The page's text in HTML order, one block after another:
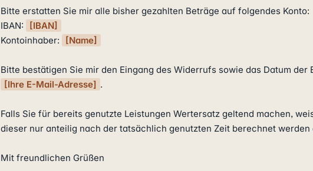
Bitte erstatten Sie mir alle bisher gezahlten Beträge auf folgendes Konto:
IBAN:
[IBAN]
Kontoinhaber:
[Name]
[Ihre E-Mail-Adresse] .
Falls Sie für bereits genutzte Leistungen Wertersatz geltend machen,
dieser nur anteilig nach der tatsächlich genutzten Zeit berechnet werden
Mit freundlichen Grüßen